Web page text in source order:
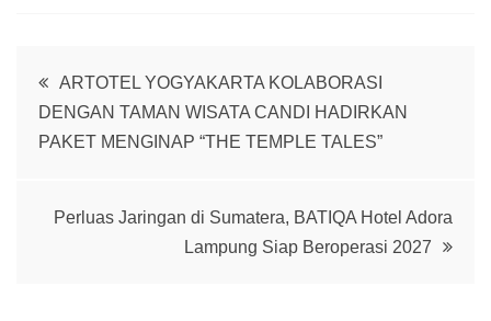
Post
navigation
ARTOTEL YOGYAKARTA KOLABORASI
DENGAN TAMAN WISATA CANDI HADIRKAN
PAKET MENGINAP “THE TEMPLE TALES”
Perluas Jaringan di Sumatera, BATIQA Hotel Adora
Lampung Siap Beroperasi 2027